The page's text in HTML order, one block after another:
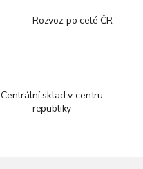
Rozvoz po celé ČR
Centrální sklad v centru
republiky